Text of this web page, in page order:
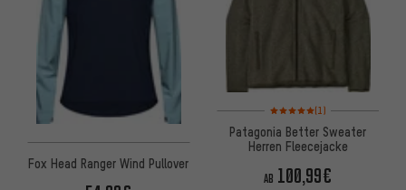
Fox Head Ranger Wind Pullover
Bewertungen: 5 von 5
(1)
Patagonia Better Sweater
Herren Fleecejacke
AB 100,99€